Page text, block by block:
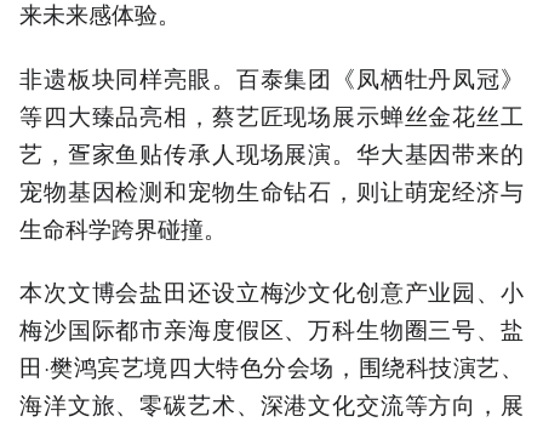
来未来感体验。
非遗板块同样亮眼。百泰集团《凤栖牡丹凤冠》
等四大臻品亮相，蔡艺匠现场展示蝉丝金花丝工
艺，疍家鱼贴传承人现场展演。华大基因带来的
宠物基因检测和宠物生命钻石，则让萌宠经济与
生命科学跨界碰撞。
本次文博会盐田还设立梅沙文化创意产业园、小
梅沙国际都市亲海度假区、万科生物圈三号、盐
田·樊鸿宾艺境四大特色分会场，围绕科技演艺、
海洋文旅、零碳艺术、深港文化交流等方向，展